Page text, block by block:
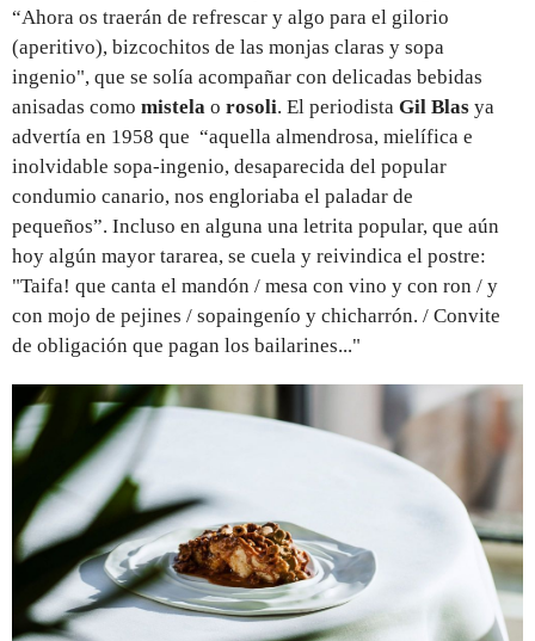
“Ahora os traerán de refrescar y algo para el gilorio
(aperitivo), bizcochitos de las monjas claras y sopa
ingenio", que se solía acompañar con delicadas bebidas
anisadas como mistela o rosoli. El periodista Gil Blas ya
advertía en 1958 que “aquella almendrosa, mielífica e
inolvidable sopa-ingenio, desaparecida del popular
condumio canario, nos engloriaba el paladar de
pequeños”. Incluso en alguna una letrita popular, que aún
hoy algún mayor tararea, se cuela y reivindica el postre:
"Taifa! que canta el mandón / mesa con vino y con ron / y
con mojo de pejines / sopaingenío y chicharrón. / Convite
de obligación que pagan los bailarines..."